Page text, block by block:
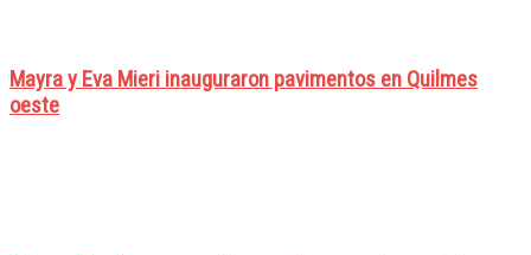
Mayra y Eva Mieri inauguraron pavimentos en Quilmes
oeste